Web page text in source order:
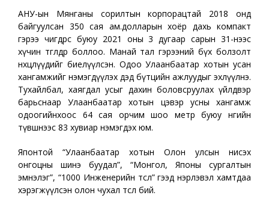
АНУ-ын Мянганы сорилтын корпорацтай 2018 онд
байгуулсан 350 сая ам.долларын хоёр дахь компакт
гэрээ өчигдрөөс буюу 2021 оны 3 дугаар сарын 31-нээс
хүчин төгөлдөр боллоо. Манай тал гэрээний бүх болзолт
нөхцөлүүдийг биелүүлсэн. Одоо Улаанбаатар хотын усан
хангамжийг нэмэгдүүлэх дэд бүтцийн ажлуудыг эхлүүлнэ.
Тухайлбал, хаягдал усыг дахин боловсруулах үйлдвэр
барьснаар Улаанбаатар хотын цэвэр усны хангамж
одоогийнхоос 64 сая орчим шоо метр буюу өнөөгийн
түвшнээс 83 хувиар нэмэгдэх юм.
Японтой “Улаанбаатар хотын Олон улсын нисэх
онгоцны шинэ буудал”, “Монгол, Японы сургалтын
эмнэлэг”, “1000 Инженерийн төсөл” гээд нэрлэвэл хамтдаа
хэрэгжүүлсэн олон чухал төсөл бий.